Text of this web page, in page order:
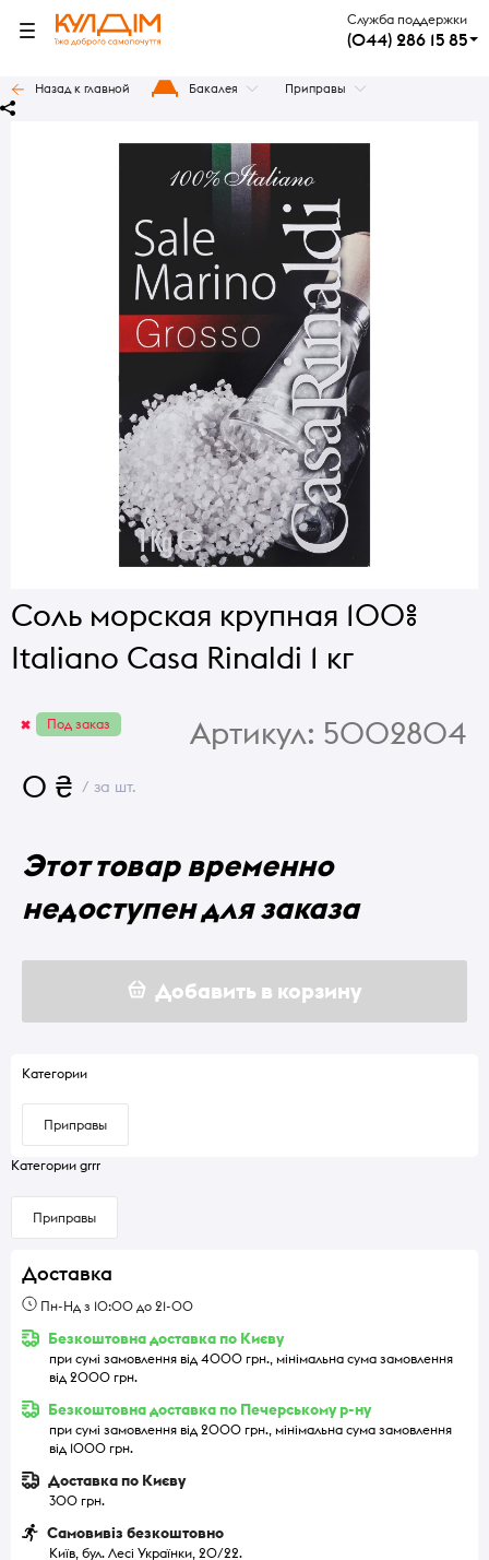
Служба поддержки
(044) 286 15 85
Назад к главной Бакалея Приправы
Соль морская крупная 100%
Italiano Casa Rinaldi 1 кг
Под заказ Артикул: 5002804
0 ₴ / за шт.
Этот товар временно
недоступен для заказа
Добавить в корзину
Категории
Приправы
Категории grrr
Приправы
Доставка
Пн-Нд з 10:00 до 21-00
Безкоштовна доставка по Києву
при сумі замовлення від 4000 грн., мінімальна сума замовлення
від 2000 грн.
Безкоштовна доставка по Печерському р-ну
при сумі замовлення від 2000 грн., мінімальна сума замовлення
від 1000 грн.
Доставка по Києву
300 грн.
Самовивіз безкоштовно
Київ, бул. Лесі Українки, 20/22.